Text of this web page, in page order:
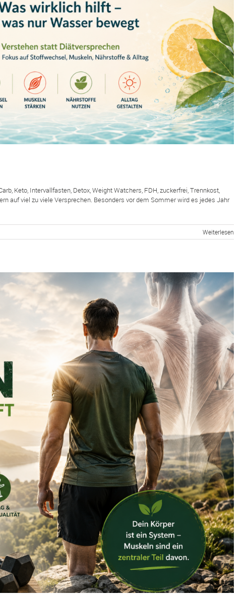
Keto, Intervallfasten, Detox, Weight Watchers, FDH, zuckerfrei, Trennkost,
auf viel zu viele Versprechen. Besonders vor dem Sommer wird es jedes Jahr
Weiterlesen